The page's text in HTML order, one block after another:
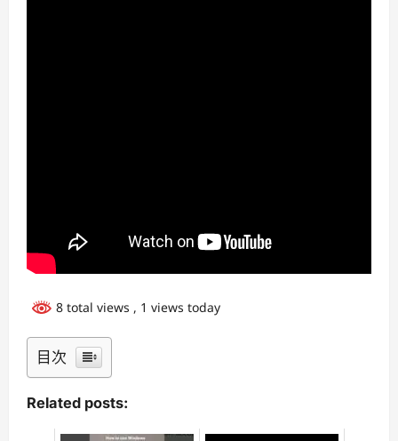
8 total views , 1 views today
目次
Related posts: